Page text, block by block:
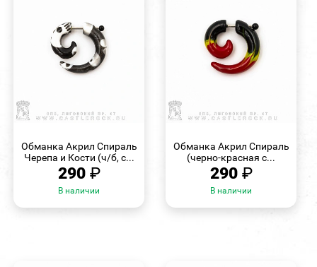
Обманка Акрил Спираль
Черепа и Кости (ч/б, с...
290 ₽
В наличии
Обманка Акрил Спираль
(черно-красная с...
290 ₽
В наличии